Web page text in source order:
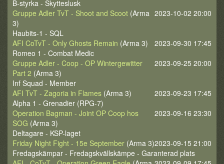
B-styrka - Skytteslusk
2023-10-02 20:00
Gruppe Adler TvT - Shoot and Scoot (Arma
3)
Haubits-1 - SQL
2023-09-30 17:45
AFI CoTvT - Only Ghosts Remain (Arma 3)
Romeo 1 - Combat Medic
2023-09-25 20:00
Gruppe Adler - Coop - OP Wintergewitter
Part 2 (Arma 3)
Inf Squad - Member
2023-09-23 17:45
AFI TvT - Zagoria in Flames (Arma 3)
Alpha 1 - Grenadier (RPG-7)
2023-09-16 23:30
Operation Bagman - Joint OP Coop hos
SOG (Arma 3)
Deltagare - KSP-laget
2023-09-15 21:00
Friday Night Fight - 15e September (Arma 3)
Fredagskämpar - Fredagskvällskämpe - Garanterad plats